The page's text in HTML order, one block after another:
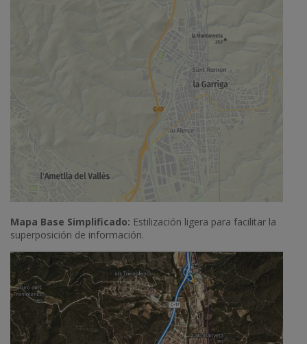
Mapa Base Simplificado: Estilización ligera para facilitar la
superposición de información.